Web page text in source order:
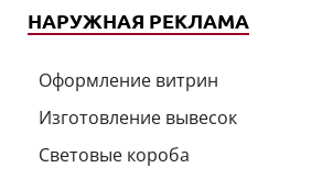
НАРУЖНАЯ РЕКЛАМА
Оформление витрин
Изготовление вывесок
Световые короба